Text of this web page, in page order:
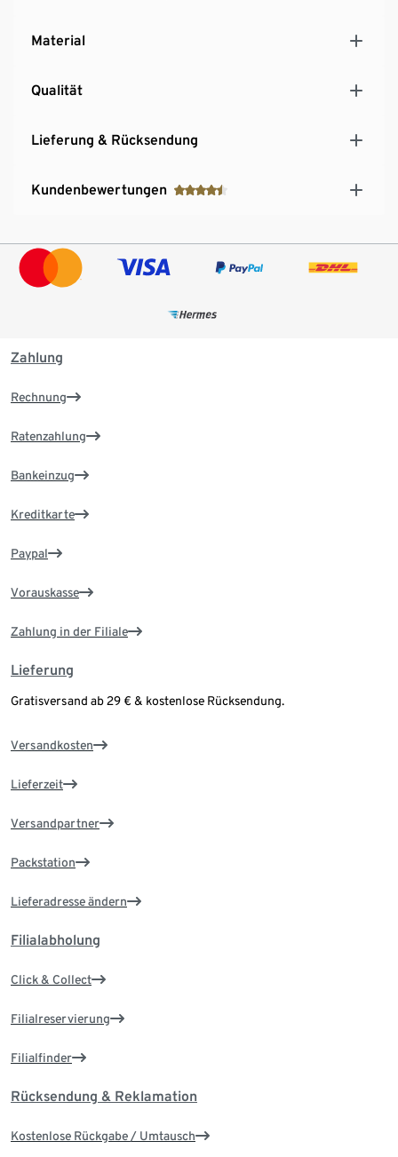
Material
Qualität
Lieferung & Rücksendung
Kundenbewertungen
Zahlung
Rechnung
Ratenzahlung
Bankeinzug
Kreditkarte
Paypal
Vorauskasse
Zahlung in der Filiale
Lieferung
Gratisversand ab 29 € & kostenlose Rücksendung.
Versandkosten
Lieferzeit
Versandpartner
Packstation
Lieferadresse ändern
Filialabholung
Click & Collect
Filialreservierung
Filialfinder
Rücksendung & Reklamation
Kostenlose Rückgabe / Umtausch